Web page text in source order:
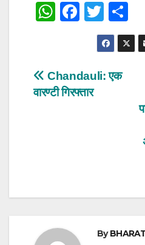
W
s
A
F
e
b
T
wi
tt
er
h
ar
Post
navigation
Chandauli: एक
वारण्टी गिरफ्तार
By